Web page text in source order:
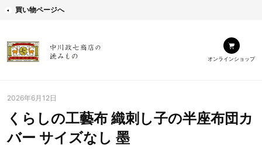
買い物ページへ
オンラインショップ
2026年6月12日
くらしの工藝布 織刺し子の半座布団カ
バー サイズなし 墨